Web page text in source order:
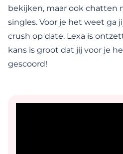
bekijken, maar ook chatten
singles. Voor je het weet ga
crush op date. Lexa is
kans is groot dat jij voor je
gescoord!